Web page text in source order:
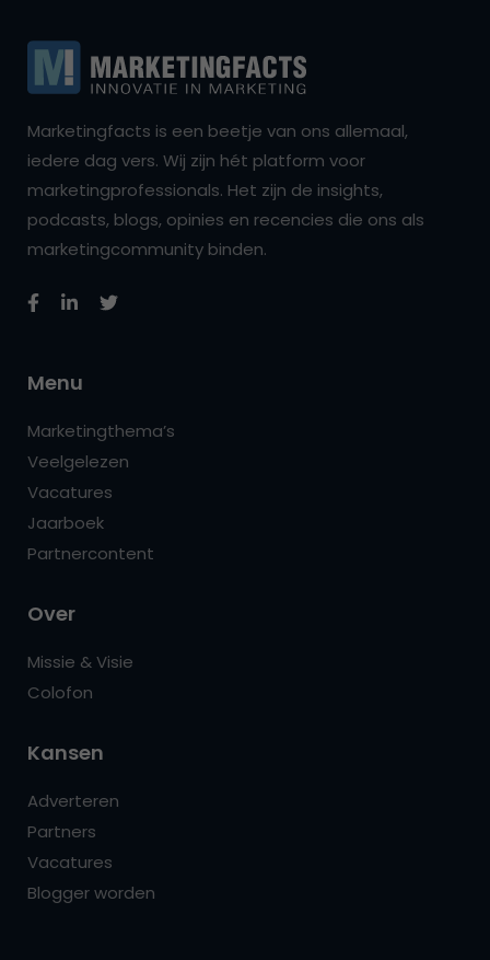
Marketingfacts is een beetje van ons allemaal,
iedere dag vers. Wij zijn hét platform voor
marketingprofessionals. Het zijn de insights,
podcasts, blogs, opinies en recencies die ons als
marketingcommunity binden.
Menu
Marketingthema’s
Veelgelezen
Vacatures
Jaarboek
Partnercontent
Over
Missie & Visie
Colofon
Kansen
Adverteren
Partners
Vacatures
Blogger worden